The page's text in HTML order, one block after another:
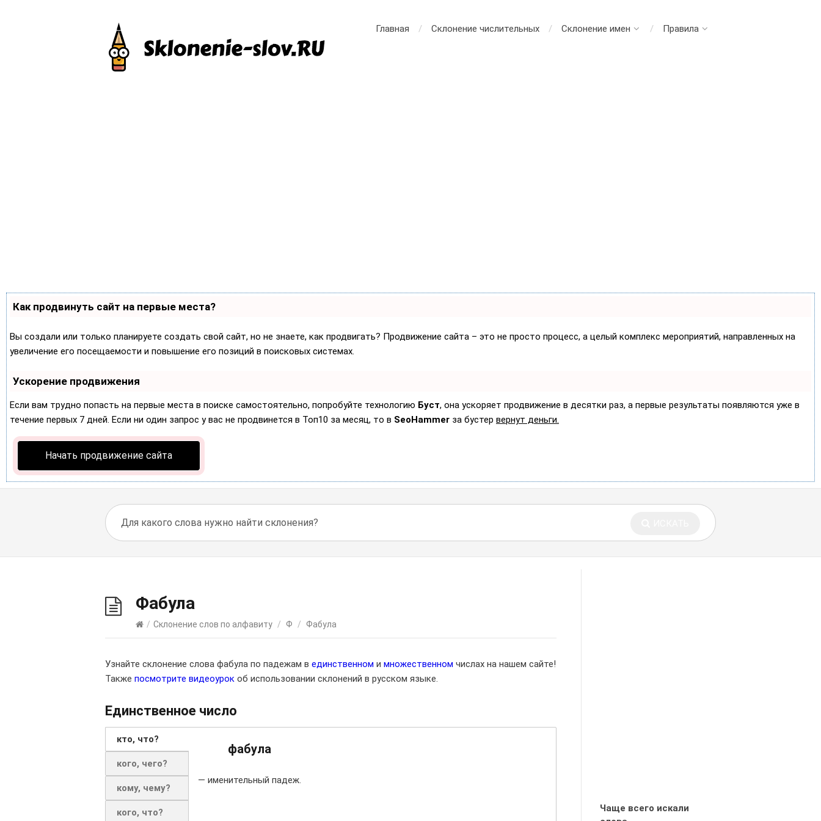
Главная Склонение числительных Склонение имен Правила
Как продвинуть сайт на первые места?
Вы создали или только планируете создать свой сайт, но не знаете, как продвигать? Продвижение сайта – это не просто процесс, а целый комплекс мероприятий, направленных на
увеличение его посещаемости и повышение его позиций в поисковых системах.
Ускорение продвижения
Если вам трудно попасть на первые места в поиске самостоятельно, попробуйте технологию Буст, она ускоряет продвижение в десятки раз, а первые результаты появляются уже в
течение первых 7 дней. Если ни один запрос у вас не продвинется в Топ10 за месяц, то в SeoHammer за бустер вернут деньги.
Начать продвижение сайта
Фабула
/ Склонение слов по алфавиту / Ф / Фабула
Узнайте склонение слова фабула по падежам в единственном и множественном числах на нашем сайте!
Также посмотрите видеоурок об использовании склонений в русском языке.
Единственное число
кто, что?
кого, чего?
кому, чему?
кого, что?
фабула
— именительный падеж.
Чаще всего искали